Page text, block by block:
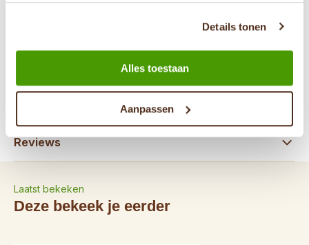
Details tonen
Alles toestaan
Aanpassen
Reviews
Laatst bekeken
Deze bekeek je eerder